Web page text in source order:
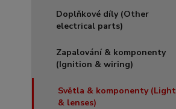
Doplňkové díly (Other
electrical parts)
Zapalování & komponenty
(Ignition & wiring)
Světla & komponenty (Light
& lenses)